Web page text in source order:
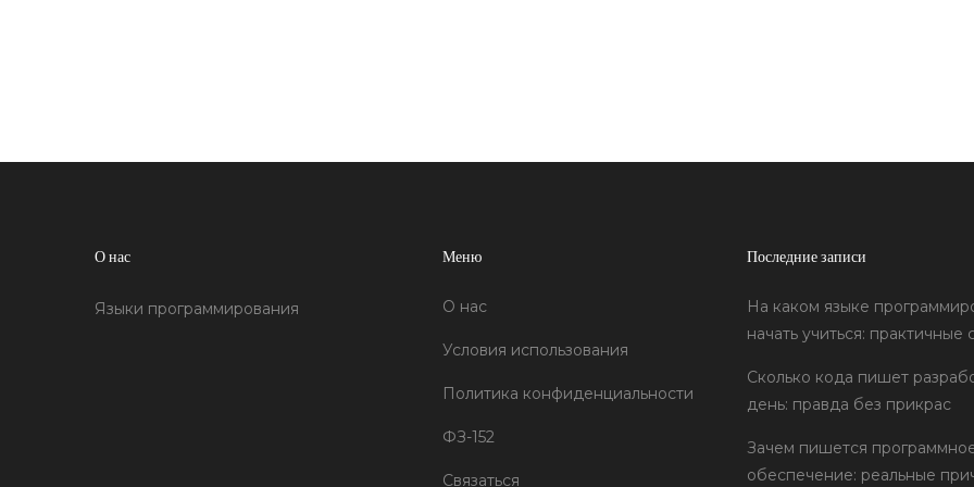
О нас
Языки программирования
Меню
О нас
Условия использования
Политика конфиденциальности
ФЗ-152
Связаться
Последние записи
На каком языке
начать учиться: практичные
Сколько кода пишет
день: правда без прикрас
Зачем пишется
обеспечение: реальные